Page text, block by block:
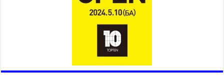
2026 оны 7 сар 15 / 10 цаг 58 минут
Үндэсний их баяр наадмын шагайн харваа
насанд хүрэгчдийн багийн харваагаар
Үндэсний их баяр наадмын хүчит бөхийн